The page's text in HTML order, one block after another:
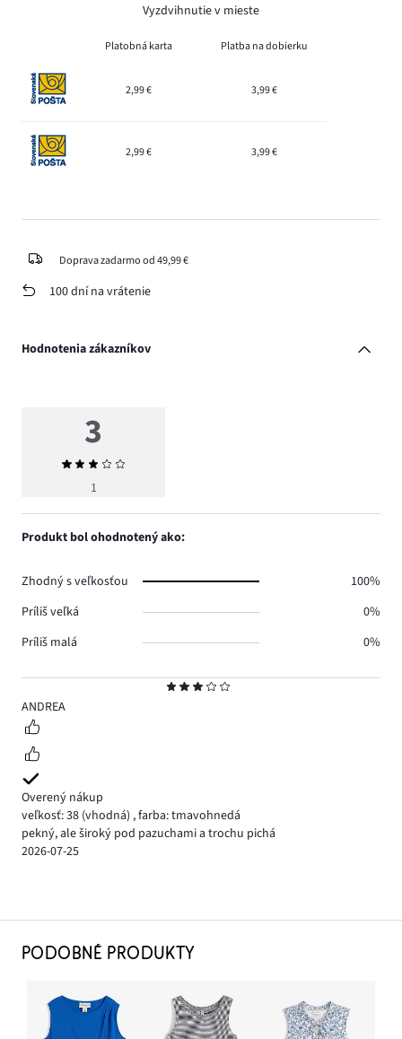
Vyzdvihnutie v mieste
Platobná karta Platba na dobierku
2,99 € 3,99 €
2,99 € 3,99 €
Doprava zadarmo od 49,99 €
100 dní na vrátenie
Hodnotenia zákazníkov
3
ANDREA
Overený nákup
veľkosť: 38 (vhodná) ,farba: tmavohnedá
pekný, ale široký pod pazuchami a trochu pichá
2026-07-25
3
Priemerné
hodnotenie
1
Produkt bol ohodnotený ako:
Zhodný s veľkosťou
100%
Príliš veľká
0%
Príliš malá
0%
PODOBNÉ PRODUKTY